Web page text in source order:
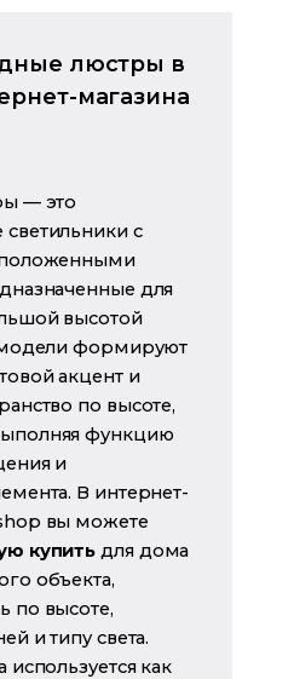
люстры в
магазина
— это
с
для
высотой
модели формируют
акцент и
по высоте,
функцию
и
В интернет-
вы можете
купить для дома
объекта,
по высоте,
и типу света.
используется как